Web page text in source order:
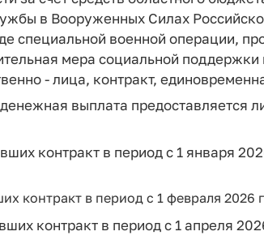
в Вооруженных Силах
специальной военной операции,
мера социальной
- лица, контракт,
выплата предоставляется
контракт в период с 1 января
контракт в период с 1 февраля 2026
контракт в период с 1 апреля